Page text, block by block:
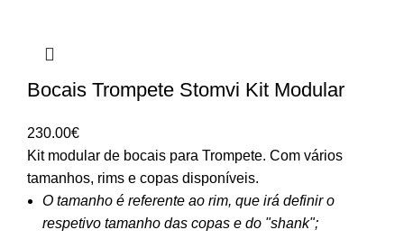
Bocais Trompete Stomvi Kit Modular
230.00€
Kit modular de bocais para Trompete. Com vários
tamanhos, rims e copas disponíveis.
O tamanho é referente ao rim, que irá definir o
respetivo tamanho das copas e do "shank";